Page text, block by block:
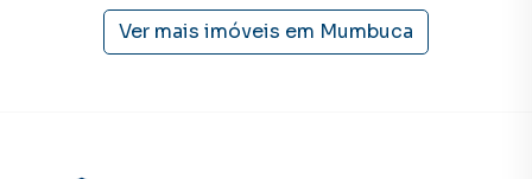
tradicionais. Já vendemos e locamos diversos imóveis em
Maricá, especialmente em Mumbuca. Isso porque temos
Ver mais imóveis em Mumbuca